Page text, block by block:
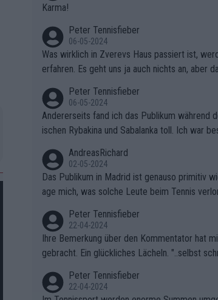
Karma!
Peter Tennisfieber
06-05-2024
Was wirklich in Zverevs Haus passiert ist,
erfahren. Es geht uns ja auch nichts an, aber
Peter Tennisfieber
06-05-2024
Andererseits fand ich das Publikum während
ischen Rybakina und Sabalanka toll. Ich war
AndreasRichard
02-05-2024
Das Publikum in Madrid ist genauso primitiv
age mich, was solche Leute beim Tennis
ben.
Peter Tennisfieber
22-04-2024
Ihre Bemerkung über den Kommentator hat
gebracht. Ein glückliches Lächeln. "..selbst
Peter Tennisfieber
22-04-2024